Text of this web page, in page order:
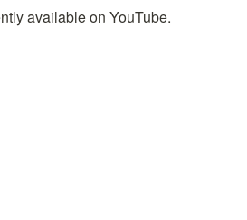
available on YouTube.